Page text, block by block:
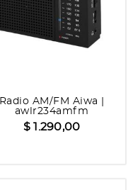
Radio AM/FM Aiwa |
awlr234amfm
$ 1.290,00